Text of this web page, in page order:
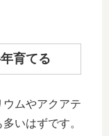
育てる
ムやアクアテ
いはずです。